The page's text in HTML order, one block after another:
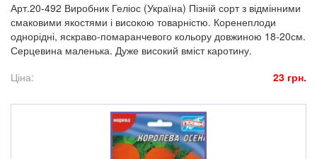
Арт.20-492 Виробник Геліос (Україна) Пізній сорт з відмінними
смаковими якостями і високою товарністю. Коренеплоди
однорідні, яскраво-помаранчевого кольору довжиною 18-20см.
Серцевина маленька. Дуже високий вміст каротину.
Ціна:
23 грн.